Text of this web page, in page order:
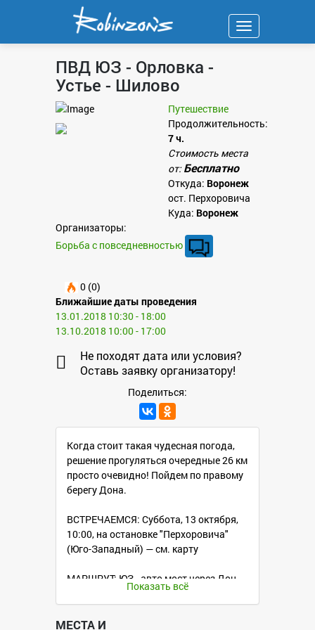
Навигация
ПВД ЮЗ - Орловка -
Устье - Шилово
Путешествие
Продолжительность:
7 ч.
Стоимость места
от: Бесплатно
Откуда: Воронеж
ост. Перхоровича
Куда: Воронеж
Организаторы:
Борьба с повседневностью
0 (0)
Ближайшие даты проведения
13.01.2018 10:30 - 18:00
13.10.2018 10:00 - 17:00
Не походят дата или условия?
Оставь заявку организатору!
Поделиться:
Когда стоит такая чудесная погода,
решение прогуляться очередные 26 км
просто очевидно! Пойдем по правому
берегу Дона.
ВСТРЕЧАЕМСЯ: Суббота, 13 октября,
10:00, на остановке "Перхоровича"
(Юго-Западный) — см. карту
МАРШРУТ: ЮЗ - авто мост через Дон -
Орловка - Петино - Устье - понтонный
мост через Дон - Шилово, примерно 26
км. Из Шилово есть регулярный
Показать всё
МЕСТА И